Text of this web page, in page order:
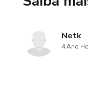
Netk
4 Ano